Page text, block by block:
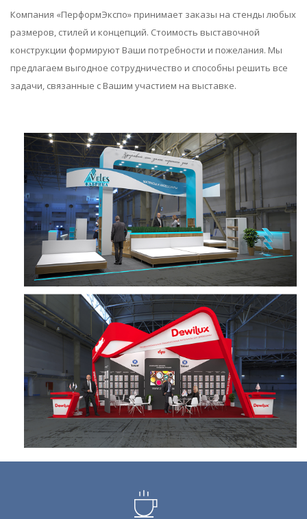
Компания «ПерформЭкспо» принимает заказы на стенды любых
размеров, стилей и концепций. Стоимость выставочной
конструкции формируют Ваши потребности и пожелания. Мы
предлагаем выгодное сотрудничество и способны решить все
задачи, связанные с Вашим участием на выставке.